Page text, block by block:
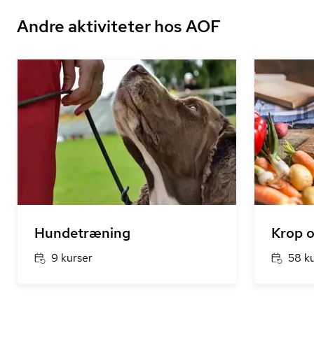
Andre aktiviteter hos AOF
Hundetræning
9 kurser
Krop
58